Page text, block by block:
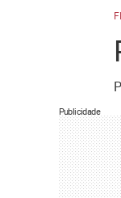
Publicidade